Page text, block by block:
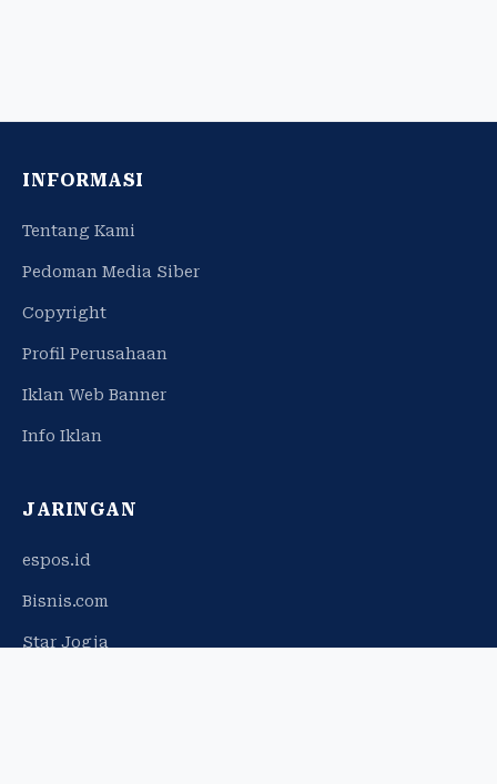
INFORMASI
Tentang Kami
Pedoman Media Siber
Copyright
Profil Perusahaan
Iklan Web Banner
Info Iklan
JARINGAN
espos.id
Bisnis.com
Star Jogja